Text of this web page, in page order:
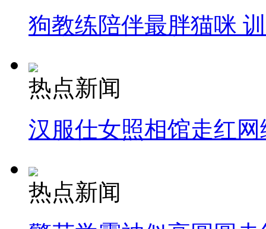
狗教练陪伴最胖猫咪
热点新闻
汉服仕女照相馆走红网
热点新闻